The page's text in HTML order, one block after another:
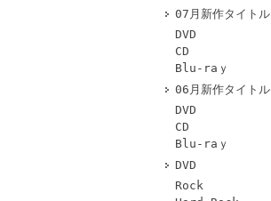
07月新作タイトル
DVD
CD
Blu-raｙ
06月新作タイトル
DVD
CD
Blu-raｙ
DVD
Rock